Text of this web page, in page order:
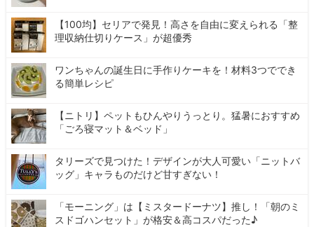
【100均】セリアで発見！高さを自由に変えられる「整
理収納仕切りケース」が超優秀
ワンちゃんの誕生日に手作りケーキを！材料3つででき
る簡単レシピ
【ニトリ】ペットもひんやりうっとり。猛暑におすすめ
「ごろ寝マット＆ベッド」
タリーズで見つけた！デザインが大人可愛い「ニットバ
ッグ」キャラものだけど甘すぎない！
「モーニング」は【ミスタードーナツ】推し！「朝のミ
スドゴハンセット」が格安＆高コスパだった♪